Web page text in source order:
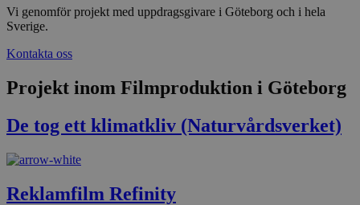
Vi genomför projekt med uppdragsgivare i Göteborg och i hela
Sverige.
Kontakta oss
Projekt inom Filmproduktion i Göteborg
De tog ett klimatkliv (Naturvårdsverket)
Reklamfilm Refinity